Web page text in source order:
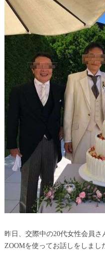
昨日、交際中の20代女性会員さ
ZOOMを使ってお話しをしまし